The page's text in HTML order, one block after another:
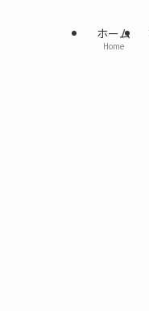
ホーム
Home